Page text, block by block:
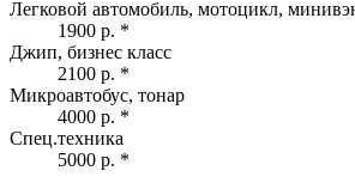
Легковой автомобиль, мотоцикл,
1900 р. *
Джип, бизнес класс
2100 р. *
Микроавтобус, тонар
4000 р. *
Спец.техника
5000 р. *